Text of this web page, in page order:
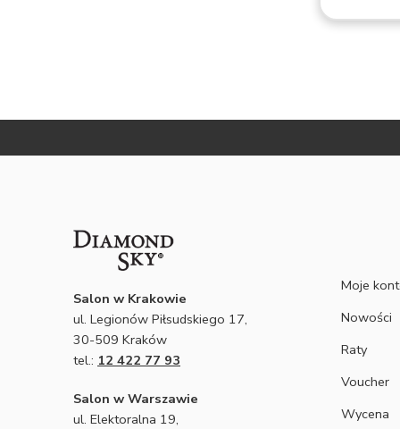
OTRZYMAJ
Salon w Krakowie
ul. Legionów Piłsudskiego 17,
30-509 Kraków
tel.: 12 422 77 93
Salon w Warszawie
ul. Elektoralna 19,
Moje
Nowości
Raty
Voucher
Wycena